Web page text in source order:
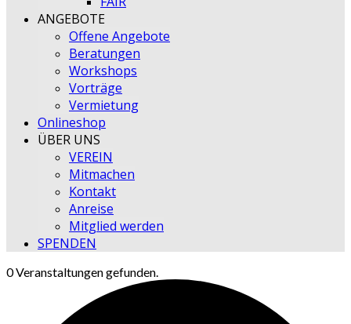
ANGEBOTE
Offene Angebote
Beratungen
Workshops
Vorträge
Vermietung
Onlineshop
ÜBER UNS
VEREIN
Mitmachen
Kontakt
Anreise
Mitglied werden
SPENDEN
0 Veranstaltungen gefunden.